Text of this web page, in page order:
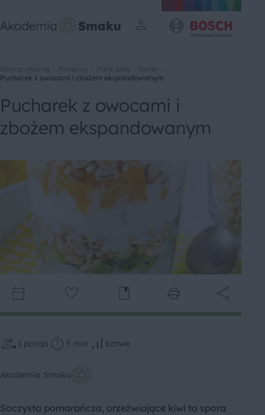
Pucharek z owocami i zbożem ekspandowanym
Pucharek z owocami i
zbożem ekspandowanym
1 porcja 5 min Łatwe
Akademia Smaku
Soczysta pomarańcza, orzeźwiające kiwi to spora